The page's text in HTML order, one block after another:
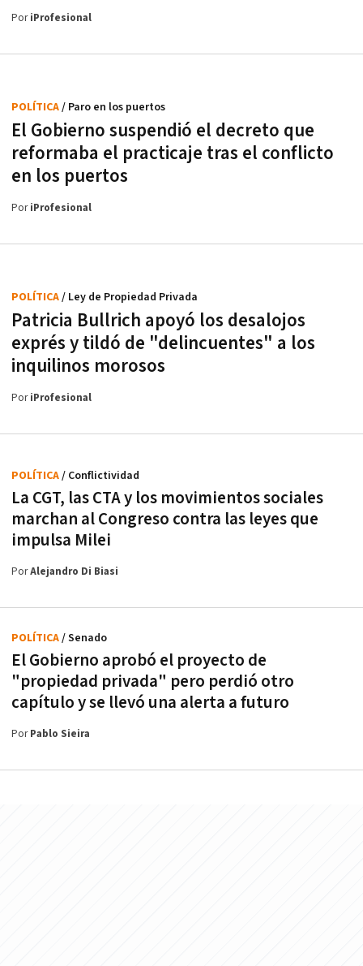
PoriProfesional
El Gobierno suspendió el decreto que
reformaba el practicaje tras el conflicto
en los puertos
POLÍTICA/ Paro en los puertos
PoriProfesional
Patricia Bullrich apoyó los desalojos
exprés y tildó de "delincuentes" a los
inquilinos morosos
POLÍTICA/ Ley de Propiedad Privada
PoriProfesional
La CGT, las CTA y los movimientos sociales
marchan al Congreso contra las leyes que
impulsa Milei
POLÍTICA/ Conflictividad
PorAlejandro Di Biasi
El Gobierno aprobó el proyecto de
"propiedad privada" pero perdió otro
capítulo y se llevó una alerta a futuro
POLÍTICA/ Senado
PorPablo Sieira